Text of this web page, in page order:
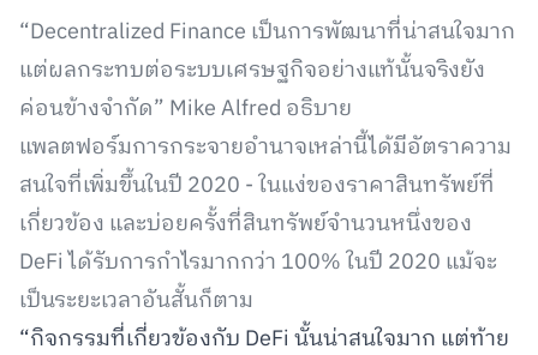
“Decentralized Finance เป็นการพัฒนาที่น่าสนใจมาก
แต่ผลกระทบต่อระบบเศรษฐกิจอย่างแท้นั้นจริงยัง
ค่อนข้างจำกัด” Mike Alfred อธิบาย
แพลตฟอร์มการกระจายอำนาจเหล่านี้ได้มีอัตราความ
สนใจที่เพิ่มขึ้นในปี 2020 - ในแง่ของราคาสินทรัพย์ที่
เกี่ยวข้อง และบ่อยครั้งที่สินทรัพย์จำนวนหนึ่งของ
DeFi ได้รับการกำไรมากกว่า 100% ในปี 2020 แม้จะ
เป็นระยะเวลาอันสั้นก็ตาม
“กิจกรรมที่เกี่ยวข้องกับ DeFi นั้นน่าสนใจมาก แต่ท้าย